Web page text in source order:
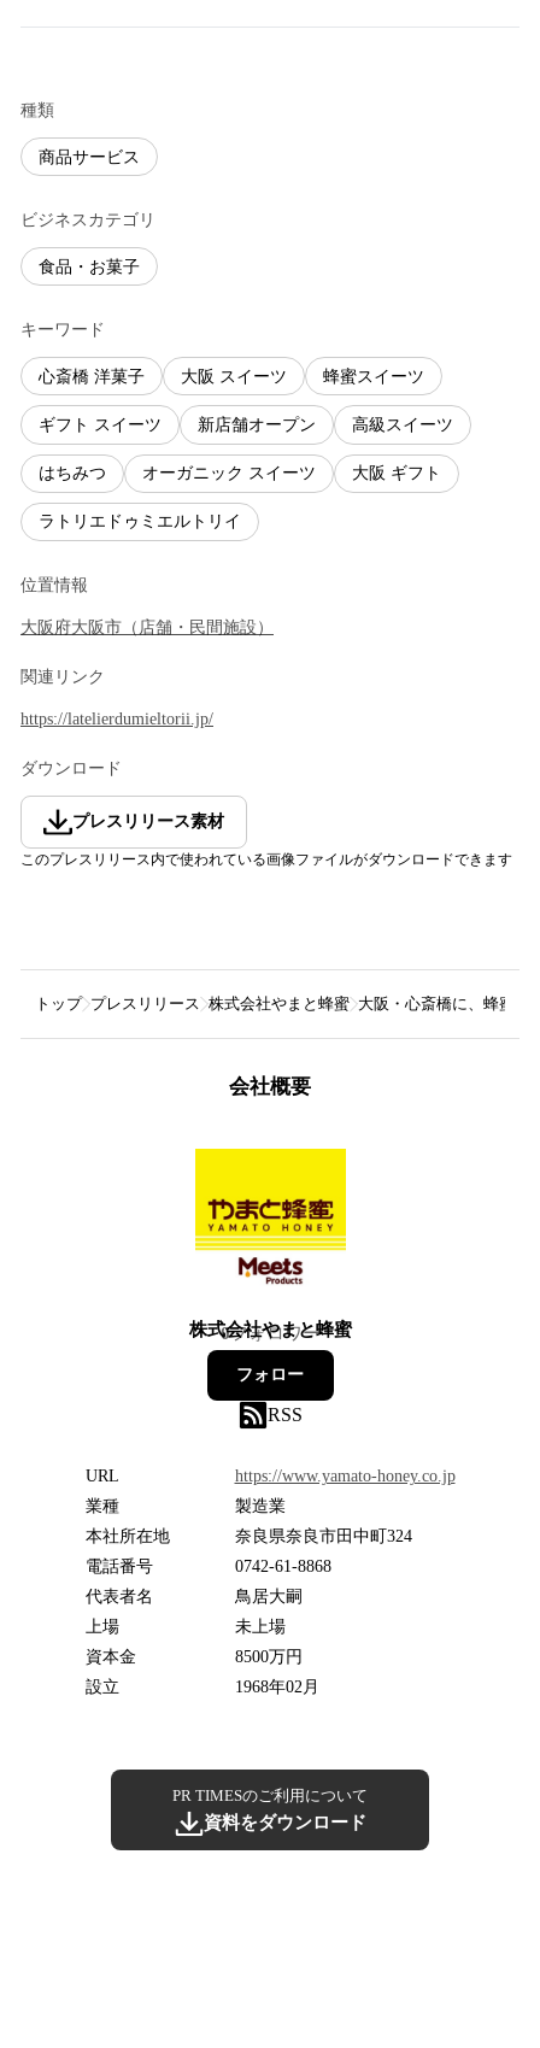
種類
商品サービス
ビジネスカテゴリ
食品・お菓子
キーワード
心斎橋 洋菓子 大阪 スイーツ 蜂蜜スイーツ
ギフト スイーツ 新店舗オープン 高級スイーツ
はちみつ オーガニック スイーツ 大阪 ギフト
ラトリエドゥミエルトリイ
位置情報
大阪府大阪市 （ 店舗・民間施設 ）
関連リンク
https://latelierdumieltorii.jp/
ダウンロード
プレスリリース素材
このプレスリリース内で使われている画像ファイルがダウンロードできます
トップ プレスリリース 株式会社やまと蜂蜜 大阪・心斎橋に、蜂蜜と
会社概要
株式会社やまと蜂蜜
0フォロワー
フォロー
RSS
URL
https://www.yamato-honey.co.jp
業種
製造業
本社所在地
奈良県奈良市田中町324
電話番号
0742-61-8868
代表者名
鳥居大嗣
上場
未上場
資本金
8500万円
設立
1968年02月
PR TIMESのご利用について
資料をダウンロード